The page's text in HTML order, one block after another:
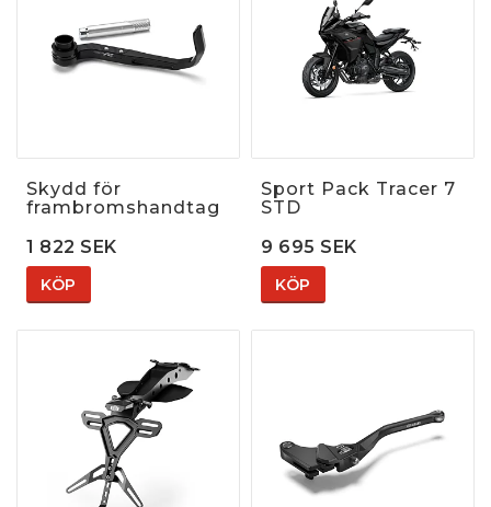
Skydd för
frambromshandtag
1 822 SEK
KÖP
Sport Pack Tracer 7
STD
9 695 SEK
KÖP